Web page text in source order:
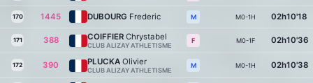
170 1445 DUBOURG Frederic M M0-1H 02h10'18
171 388 COIFFIER Chrystabel
CLUB ALIZAY ATHLETISME
F M0-1F 02h10'36
172 390 PLUCKA Olivier
CLUB ALIZAY ATHLETISME
M M0-1H 02h10'38